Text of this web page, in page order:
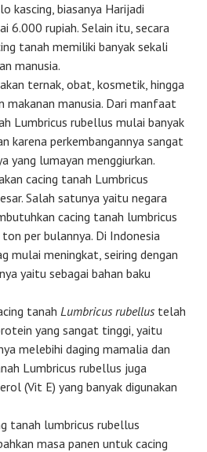
kascing, biasanya Harijadi
6.000 rupiah. Selain itu, secara
tanah memiliki banyak sekali
manusia.
ternak, obat, kosmetik, hingga
makanan manusia. Dari manfaat
Lumbricus rubellus mulai banyak
karena perkembangannya sangat
yang lumayan menggiurkan.
cacing tanah Lumbricus
Salah satunya yaitu negara
cacing tanah lumbricus
per bulannya. Di Indonesia
mulai meningkat, seiring dengan
yaitu sebagai bahan baku
tanah Lumbricus rubellus telah
yang sangat tinggi, yaitu
melebihi daging mamalia dan
Lumbricus rubellus juga
(Vit E) yang banyak digunakan
tanah lumbricus rubellus
masa panen untuk cacing